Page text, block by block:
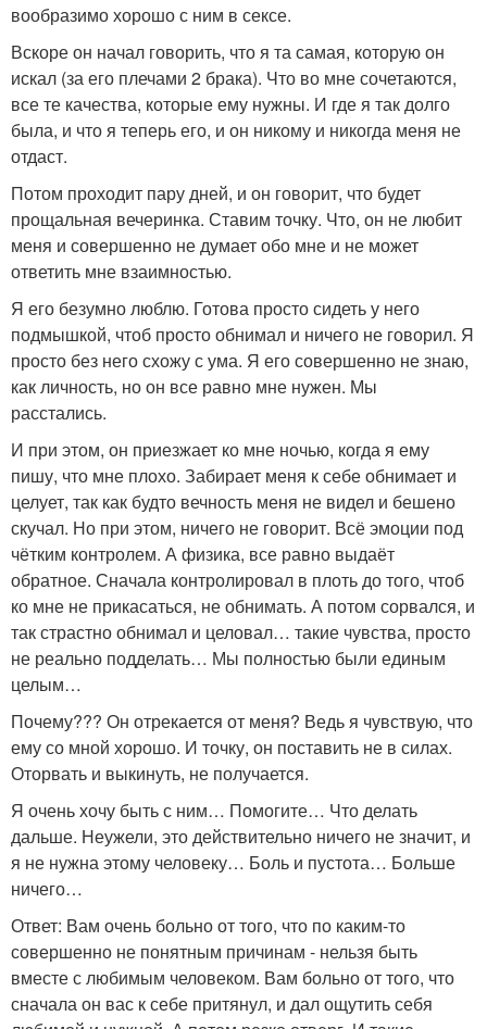
вообразимо хорошо с ним в сексе.
Вскоре он начал говорить, что я та самая, которую он
искал (за его плечами 2 брака). Что во мне сочетаются,
все те качества, которые ему нужны. И где я так долго
была, и что я теперь его, и он никому и никогда меня не
отдаст.
Потом проходит пару дней, и он говорит, что будет
прощальная вечеринка. Ставим точку. Что, он не любит
меня и совершенно не думает обо мне и не может
ответить мне взаимностью.
Я его безумно люблю. Готова просто сидеть у него
подмышкой, чтоб просто обнимал и ничего не говорил. Я
просто без него схожу с ума. Я его совершенно не знаю,
как личность, но он все равно мне нужен. Мы
расстались.
И при этом, он приезжает ко мне ночью, когда я ему
пишу, что мне плохо. Забирает меня к себе обнимает и
целует, так как будто вечность меня не видел и бешено
скучал. Но при этом, ничего не говорит. Всё эмоции под
чётким контролем. А физика, все равно выдаёт
обратное. Сначала контролировал в плоть до того, чтоб
ко мне не прикасаться, не обнимать. А потом сорвался, и
так страстно обнимал и целовал… такие чувства, просто
не реально подделать… Мы полностью были единым
целым…
Почему??? Он отрекается от меня? Ведь я чувствую, что
ему со мной хорошо. И точку, он поставить не в силах.
Оторвать и выкинуть, не получается.
Я очень хочу быть с ним… Помогите… Что делать
дальше. Неужели, это действительно ничего не значит, и
я не нужна этому человеку… Боль и пустота… Больше
ничего…
Ответ: Вам очень больно от того, что по каким-то
совершенно не понятным причинам - нельзя быть
вместе с любимым человеком. Вам больно от того, что
сначала он вас к себе притянул, и дал ощутить себя